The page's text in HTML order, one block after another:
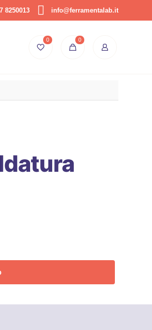
8250013 info@ferramentalab.it
0 0